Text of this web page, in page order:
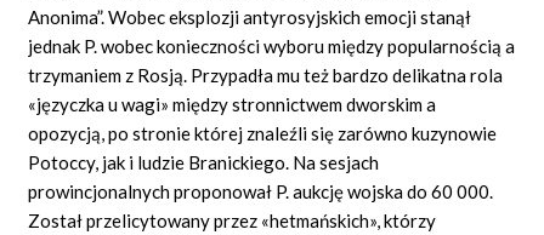
Anonima”. Wobec eksplozji antyrosyjskich emocji stanął
jednak P. wobec konieczności wyboru między popularnością a
trzymaniem z Rosją. Przypadła mu też bardzo delikatna rola
«języczka u wagi» między stronnictwem dworskim a
opozycją, po stronie której znaleźli się zarówno kuzynowie
Potoccy, jak i ludzie Branickiego. Na sesjach
prowincjonalnych proponował P. aukcję wojska do 60 000.
Został przelicytowany przez «hetmańskich», którzy